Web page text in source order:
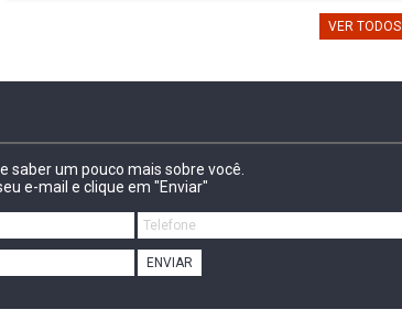
VER TODOS
um pouco mais sobre você.
e-mail e clique em "Enviar"
ENVIAR